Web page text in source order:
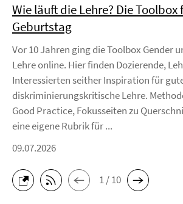
Wie läuft die Lehre? Die Toolbox
Geburtstag
Vor 10 Jahren ging die Toolbox Gender
Lehre online. Hier finden Dozierende,
Interessierten seither Inspiration für
diskriminierungskritische Lehre.
Good Practice, Fokusseiten zu
eine eigene Rubrik für ...
09.07.2026
1 / 10